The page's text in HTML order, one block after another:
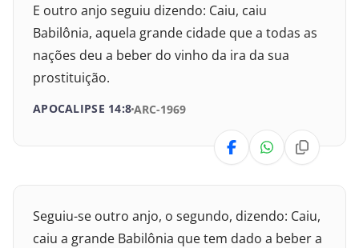
Isaías
Jeremias
Lamentações
Ezequiel
Daniel
Oséias
E outro anjo seguiu dizendo: Caiu, caiu
Babilônia, aquela grande cidade que a todas as
nações deu a beber do vinho da ira da sua
prostituição.
APOCALIPSE 14:8ARC-1969
Seguiu-se outro anjo, o segundo, dizendo: Caiu,
caiu a grande Babilônia que tem dado a beber a